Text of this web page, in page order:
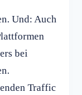
Und: Auch
bei
Traffic